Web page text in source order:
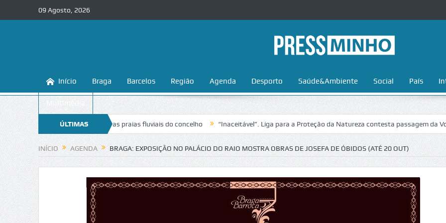
09 Agosto, 2026
Início Braga Barcelos Região Agenda Desporto Saúde&Ambiente Social País
Multimédia
ÚLTIMAS
NOTÍCIAS
a conhecer e proteger as praias fluviais do concelho “Inaceitável”. Liga para a Proteção da Natureza contesta passagem da Volta a
INÍCIO AGENDA BRAGA: EXPOSIÇÃO NO PALÁCIO DO RAIO MOSTRA OBRAS DE JOSEFA DE ÓBIDOS (ATÉ 20 OUT)